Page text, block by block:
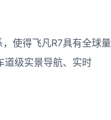
使得飞凡R7具有全球量
道级实景导航、实时